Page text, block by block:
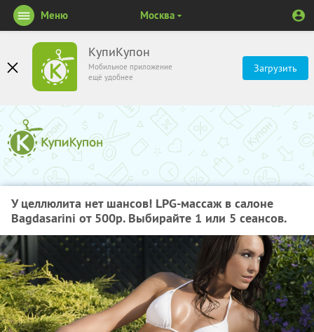
КупиКупон
Мобильное приложение
ещё удобнее
Загрузить
Меню Москва
У целлюлита нет шансов! LPG-массаж в салоне
Bagdasarini от 500р. Выбирайте 1 или 5 сеансов.